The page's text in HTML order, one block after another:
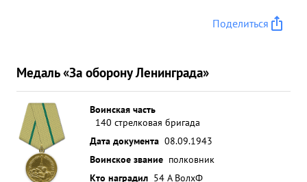
Поделиться
Медаль «За оборону Ленинграда»
Воинская часть
140 стрелковая бригада
Дата документа 08.09.1943
Воинское звание полковник
Кто наградил 54 А ВолхФ